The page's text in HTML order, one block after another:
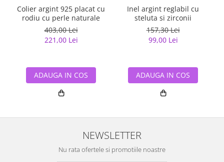
Colier argint 925 placat cu
rodiu cu perle naturale
403,00 Lei
221,00 Lei
ADAUGA IN COS
Inel argint reglabil cu
steluta si zirconii
157,30 Lei
99,00 Lei
ADAUGA IN COS
NEWSLETTER
Nu rata ofertele si promotiile noastre